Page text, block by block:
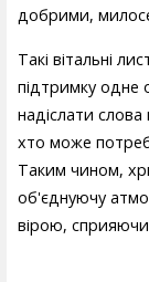
добрими,
Такі вітальні
підтримку одне
надіслати
хто може
Таким чином,
об'єднуючу
вірою,